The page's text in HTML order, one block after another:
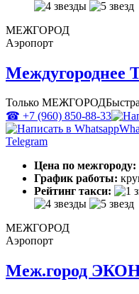
МЕЖГОРОД
Аэропорт
Только МЕЖГОРОД
☎ +7 (960) 850-88-33
Telegram
Цена по межгороду:
График работы:
Рейтинг такси:
МЕЖГОРОД
Аэропорт
Меж.город